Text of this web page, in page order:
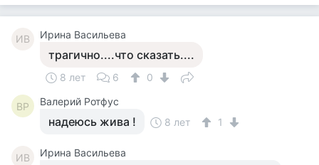
ИВ Ирина Васильева
трагично....что сказать....
8 лет 6 0
ВР Валерий Ротфус
надеюсь жива ! 8 лет 1
ИВ Ирина Васильева